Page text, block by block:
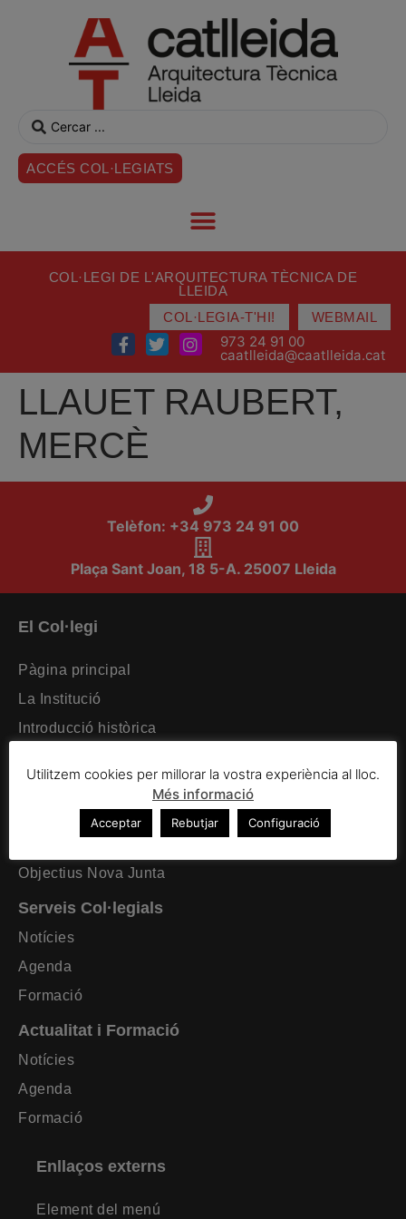
ACCÉS COL·LEGIATS
COL·LEGI DE L'ARQUITECTURA TÈCNICA DE
LLEIDA
COL·LEGIA-T'HI!
WEBMAIL
973 24 91 00
caatlleida@caatlleida.cat
LLAUET RAUBERT,
MERCÈ
Telèfon: +34 973 24 91 00
Plaça Sant Joan, 18 5-A. 25007 Lleida
El Col·legi
Pàgina principal
La Institució
Introducció històrica
Organització col·legial
Formació requerida
Objectius Nova Junta
Serveis Col·legials
Notícies
Agenda
Formació
Actualitat i Formació
Notícies
Agenda
Formació
Enllaços externs
Element del menú
Utilitzem cookies per millorar la vostra experiència al lloc.
Més informació
Acceptar Rebutjar Configuració